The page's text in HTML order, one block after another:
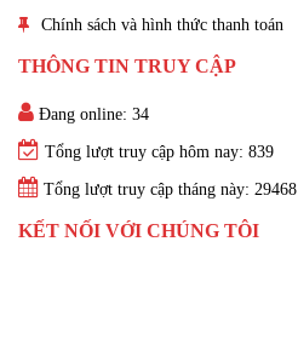
Chính sách và hình thức thanh toán
THÔNG TIN TRUY CẬP
Đang online: 34
Tổng lượt truy cập hôm nay: 839
Tổng lượt truy cập tháng này: 29468
KẾT NỐI VỚI CHÚNG TÔI